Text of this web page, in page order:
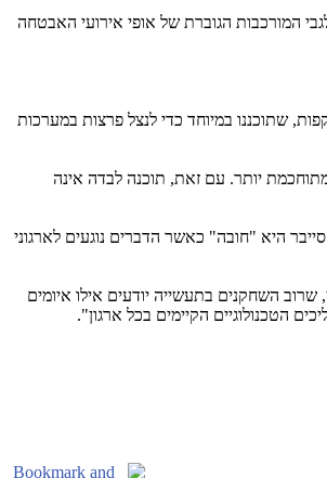
המורכבות הגוברת של אופי אירועי האבטחה
שתוכננו במיוחד כדי לנצל פרצות במערכות
בתוכנת אבטחת מידע מתוחכמת יותר. עם זאת, תוכנה לבדה אינה
מאשר בתעשיות אחרות. הכשרות למודעות לאבטחת סייבר היא "חובה" כאשר הדברים נוגעים לארגוני
השחקנים בתעשייה יודעים אילו איומים
הטכנולוגיים הקיימים בכל ארגון".